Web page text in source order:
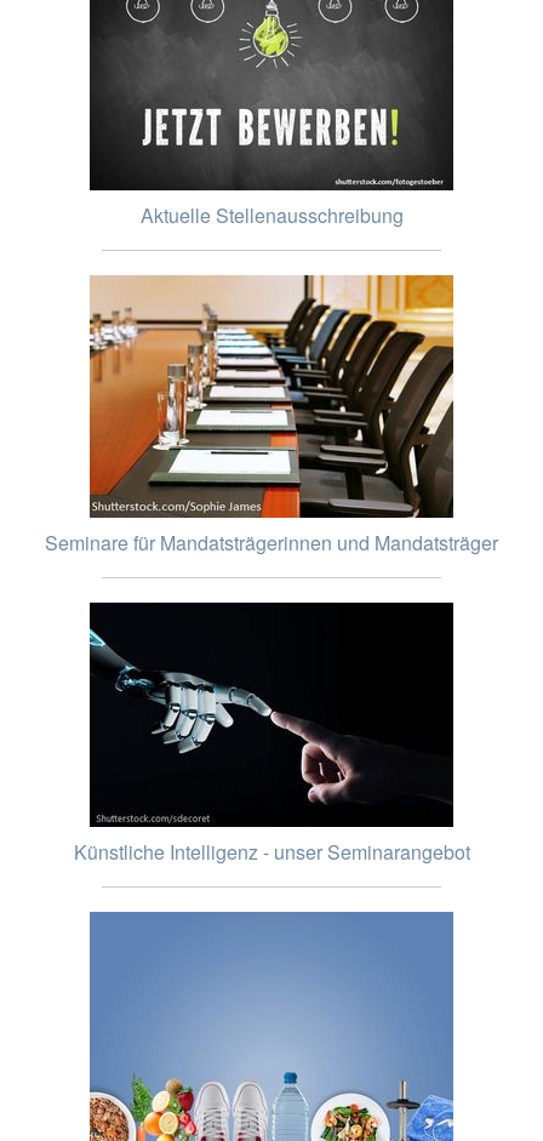
Aktuelle Stellenausschreibung
Seminare für Mandatsträgerinnen und Mandatsträger
Künstliche Intelligenz - unser Seminarangebot